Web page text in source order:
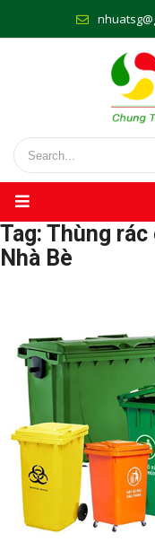
Tag: Thùng rác
Nhà Bè